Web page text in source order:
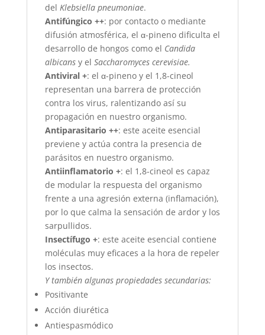
del Klebsiella pneumoniae.
Antifúngico ++: por contacto o mediante
difusión atmosférica, el α-pineno dificulta el
desarrollo de hongos como el Candida
albicansy el Saccharomyces cerevisiae.
Antiviral +: el α-pineno y el 1,8-cineol
representan una barrera de protección
contra los virus, ralentizando así su
propagación en nuestro organismo.
Antiparasitario ++: este aceite esencial
previene y actúa contra la presencia de
parásitos en nuestro organismo.
Antiinflamatorio +: el 1,8-cineol es capaz
de modular la respuesta del organismo
frente a una agresión externa (inflamación),
por lo que calma la sensación de ardor y los
sarpullidos.
Insectífugo +: este aceite esencial contiene
moléculas muy eficaces a la hora de repeler
los insectos.
Y también algunas propiedades secundarias:
Positivante
Acción diurética
Antiespasmódico